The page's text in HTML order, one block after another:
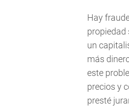
Hay
propiedad
un
más
este
precios y
presté